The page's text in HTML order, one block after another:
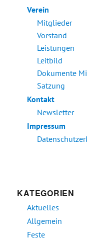
Verein
Mitglieder
Vorstand
Leistungen
Leitbild
Dokumente
Satzung
Kontakt
Newsletter
Impressum
KATEGORIEN
Aktuelles
Allgemein
Feste